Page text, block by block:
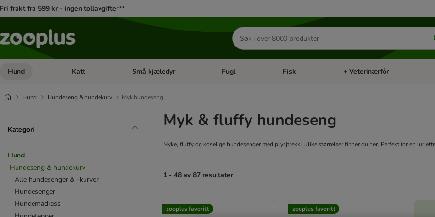
Fri frakt fra 599 kr - ingen tollavgifter**
Søk
etter
produkter
Hund Åpne kategorimeny: Hund
Katt Åpne kategorimeny: Katt
Små kjæledyr Åpne kategorimeny: Små kjæledyr
Fugl Åpne kategorimeny: Fugl
Fisk Åpne kategorimeny: Fisk
+ Veterinærfôr
Hund Hundeseng & hundekurv Myk hundeseng
Kategori
Hund
Hundeseng & hundekurv
Alle hundesenger & -kurver
Hundesenger
Hundemadrass
Myk & fluffy hundeseng
Myke, fluffy og koselige hundesenger med plysjtrekk i ulike størrelser finner du her. Perfekt for en lur
1 - 48 av 87 resultater
zooplus favoritt zooplus favoritt